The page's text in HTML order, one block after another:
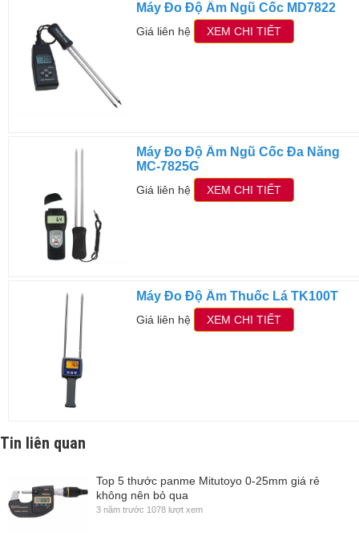
Máy Đo Độ Ẩm Ngũ Cốc MD7822
Giá liên hệ XEM CHI TIẾT
Máy Đo Độ Ẩm Ngũ Cốc Đa Năng
MC-7825G
Giá liên hệ XEM CHI TIẾT
Máy Đo Độ Ẩm Thuốc Lá TK100T
Giá liên hệ XEM CHI TIẾT
Tin liên quan
Top 5 thước panme Mitutoyo 0-25mm giá rẻ
không nên bỏ qua
3 năm trước 1078 lượt xem